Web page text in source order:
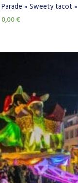
Parade « Sweety tacot »
0,00€